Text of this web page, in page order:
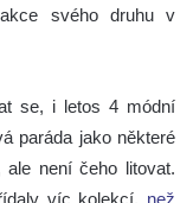
svého druhu v
se, i letos 4 módní
paráda jako některé
není čeho litovat.